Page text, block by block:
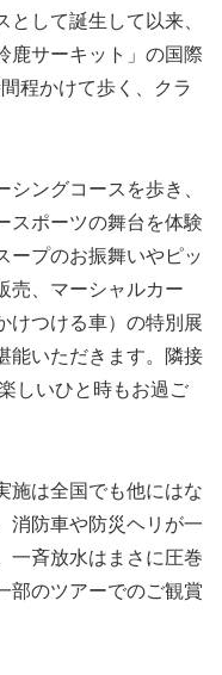
して誕生して以来、
鹿サーキット」の国際
程かけて歩く、クラ
ングコースを歩き、
スポーツの舞台を体験
ープのお振舞いやピッ
売、マーシャルカー
けつける車）の特別展
能いただきます。隣接
しいひと時もお過ご
施は全国でも他にはな
消防車や防災ヘリが一
一斉放水はまさに圧巻
部のツアーでのご観賞